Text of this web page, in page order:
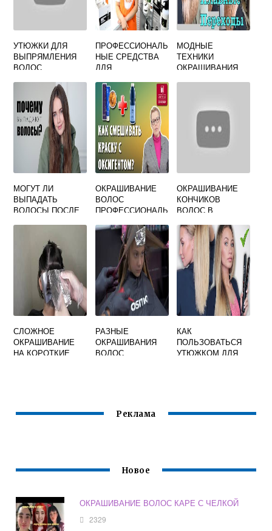
УТЮЖКИ ДЛЯ
ВЫПРЯМЛЕНИЯ
ВОЛОС
НЫЕ РЕЙТИНГ
ПРОФЕССИОНАЛЬ
НЫЕ СРЕДСТВА
ДЛЯ
ВОЛОС
МОДНЫЕ
ТЕХНИКИ
ОКРАШИВАНИЯ
МОГУТ ЛИ
ВЫПАДАТЬ
ВОЛОСЫ ПОСЛЕ
ОКРАШИВАНИЕ
ВОЛОС
ПРОФЕССИОНАЛЬ
ДОМАШНИХ
УСЛОВИЯХ
ОКРАШИВАНИЕ
КОНЧИКОВ
ВОЛОС В
УСЛОВИЯХ
СЛОЖНОЕ
ОКРАШИВАНИЕ
НА КОРОТКИЕ
РАЗНЫЕ
ОКРАШИВАНИЯ
ВОЛОС
КАК
ПОЛЬЗОВАТЬСЯ
УТЮЖКОМ ДЛЯ
Реклама
Новое
ОКРАШИВАНИЕ ВОЛОС КАРЕ С ЧЕЛКОЙ
2329